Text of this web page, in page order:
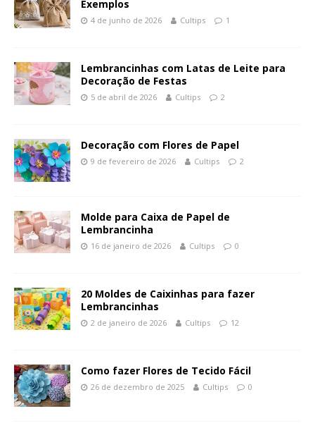
Exemplos
4 de junho de 2026 Cultips 1
Lembrancinhas com Latas de Leite para
Decoração de Festas
5 de abril de 2026 Cultips 2
Decoração com Flores de Papel
9 de fevereiro de 2026 Cultips 2
Molde para Caixa de Papel de
Lembrancinha
16 de janeiro de 2026 Cultips 0
20 Moldes de Caixinhas para fazer
Lembrancinhas
2 de janeiro de 2026 Cultips 12
Como fazer Flores de Tecido Fácil
26 de dezembro de 2025 Cultips 0